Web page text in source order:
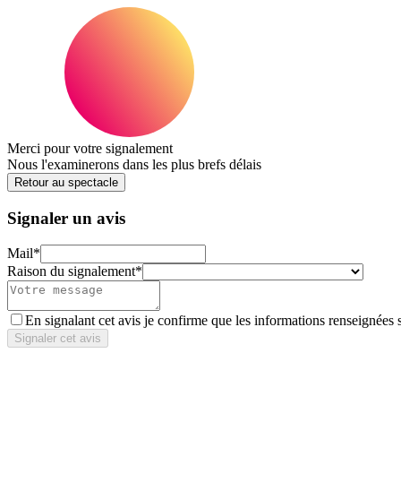
Merci pour votre signalement
Nous l'examinerons dans les plus brefs délais
Retour au spectacle
Signaler un avis
Mail*
Raison du signalement*
En signalant cet avis je confirme que les informations renseignées
Signaler cet avis